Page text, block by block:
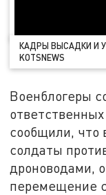
КАДРЫ ВЫСАДКИ И
KOTSNEWS
Военблогеры
сообщили, что
солдаты
дроноводами,
перемещение